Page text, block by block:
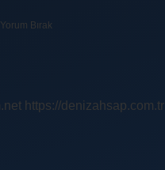
Yorum Bırak
https://denizahsap.com.tr